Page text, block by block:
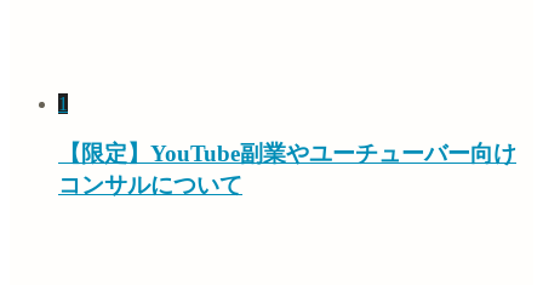
1
【限定】YouTube副業やユーチューバー向け
コンサルについて